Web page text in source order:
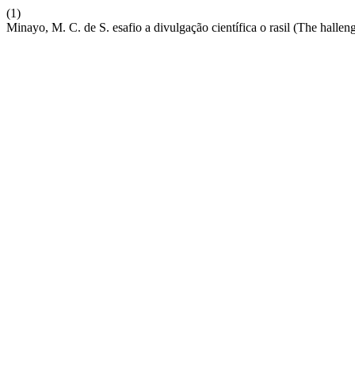
(1)
Minayo, M. C. de S. esafio a divulgação científica o rasil (The